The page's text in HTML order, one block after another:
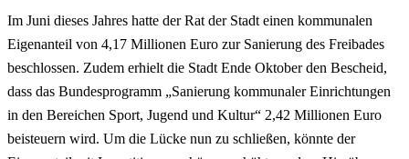
Im Juni dieses Jahres hatte der Rat der Stadt einen kommunalen
Eigenanteil von 4,17 Millionen Euro zur Sanierung des Freibades
beschlossen. Zudem erhielt die Stadt Ende Oktober den Bescheid,
dass das Bundesprogramm „Sanierung kommunaler Einrichtungen
in den Bereichen Sport, Jugend und Kultur“ 2,42 Millionen Euro
beisteuern wird. Um die Lücke nun zu schließen, könnte der